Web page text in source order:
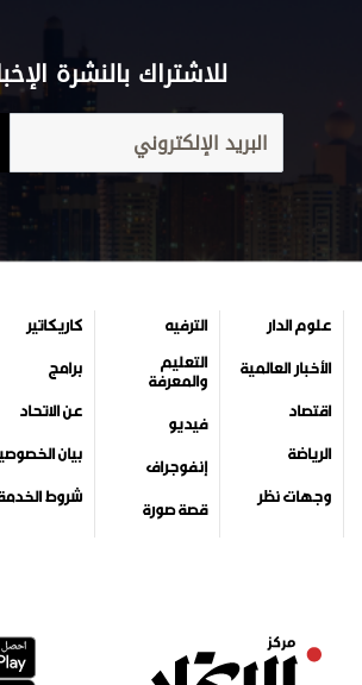
للاشتراك بالنشرة
علوم الدار
الأخبار العالمية
اقتصاد
الرياضة
وجهات نظر
الترفيه
التعليم
والمعرفة
فيديو
إنفوجراف
قصة صورة
كاريكاتير
برامج
عن الاتحاد
بيان
شروط